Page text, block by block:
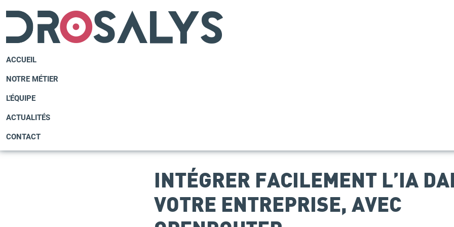
ACCUEIL
NOTRE MÉTIER
L'ÉQUIPE
ACTUALITÉS
CONTACT
INTÉGRER FACILEMENT L’IA
VOTRE ENTREPRISE, AVEC